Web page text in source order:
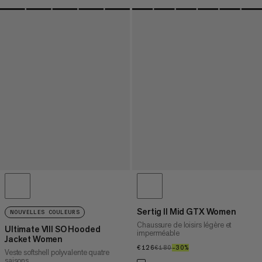
NOUVELLES COULEURS
Ultimate VIII SO Hooded
Jacket Women
Veste softshell polyvalente quatre
Sertig II Mid GTX Women
Chaussure de loisirs légère et
imperméable
€126€126
€180€180
–30%